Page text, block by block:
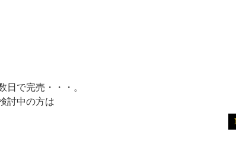
日で完売・・・。
討中の方は